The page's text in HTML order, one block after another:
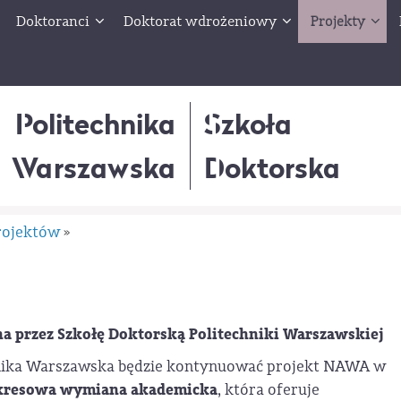
Doktoranci Doktorat wdrożeniowy Projekty
Politechnika
Warszawska
Szkoła
Doktorska
»
przez Szkołę Doktorską Politechniki Warszawskiej
Warszawska będzie kontynuować projekt NAWA w
wymiana akademicka, która oferuje